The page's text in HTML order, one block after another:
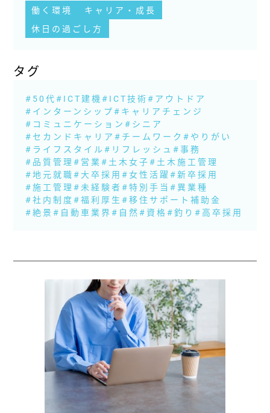
働く環境
キャリア・成長
休日の過ごし方
タグ
#50代#ICT建機#ICT技術#アウトドア
#インターンシップ#キャリアチェンジ
#コミュニケーション#シニア
#セカンドキャリア#チームワーク#やりがい
#ライフスタイル#リフレッシュ#事務
#品質管理#営業#土木女子#土木施工管理
#地元就職#大卒採用#女性活躍#新卒採用
#施工管理#未経験者#特別手当#異業種
#社内制度#福利厚生#移住サポート補助金
#絶景#自動車業界#自然#資格#釣り#高卒採用